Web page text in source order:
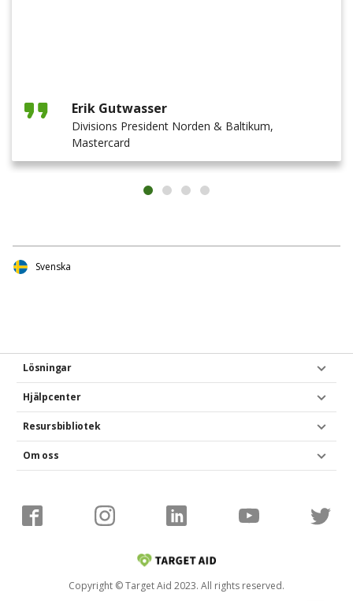
Erik Gutwasser
Divisions President Norden & Baltikum,
Mastercard
Lösningar
Hjälpcenter
Resursbibliotek
Om oss
Copyright © Target Aid 2023. All rights reserved.
Svenska